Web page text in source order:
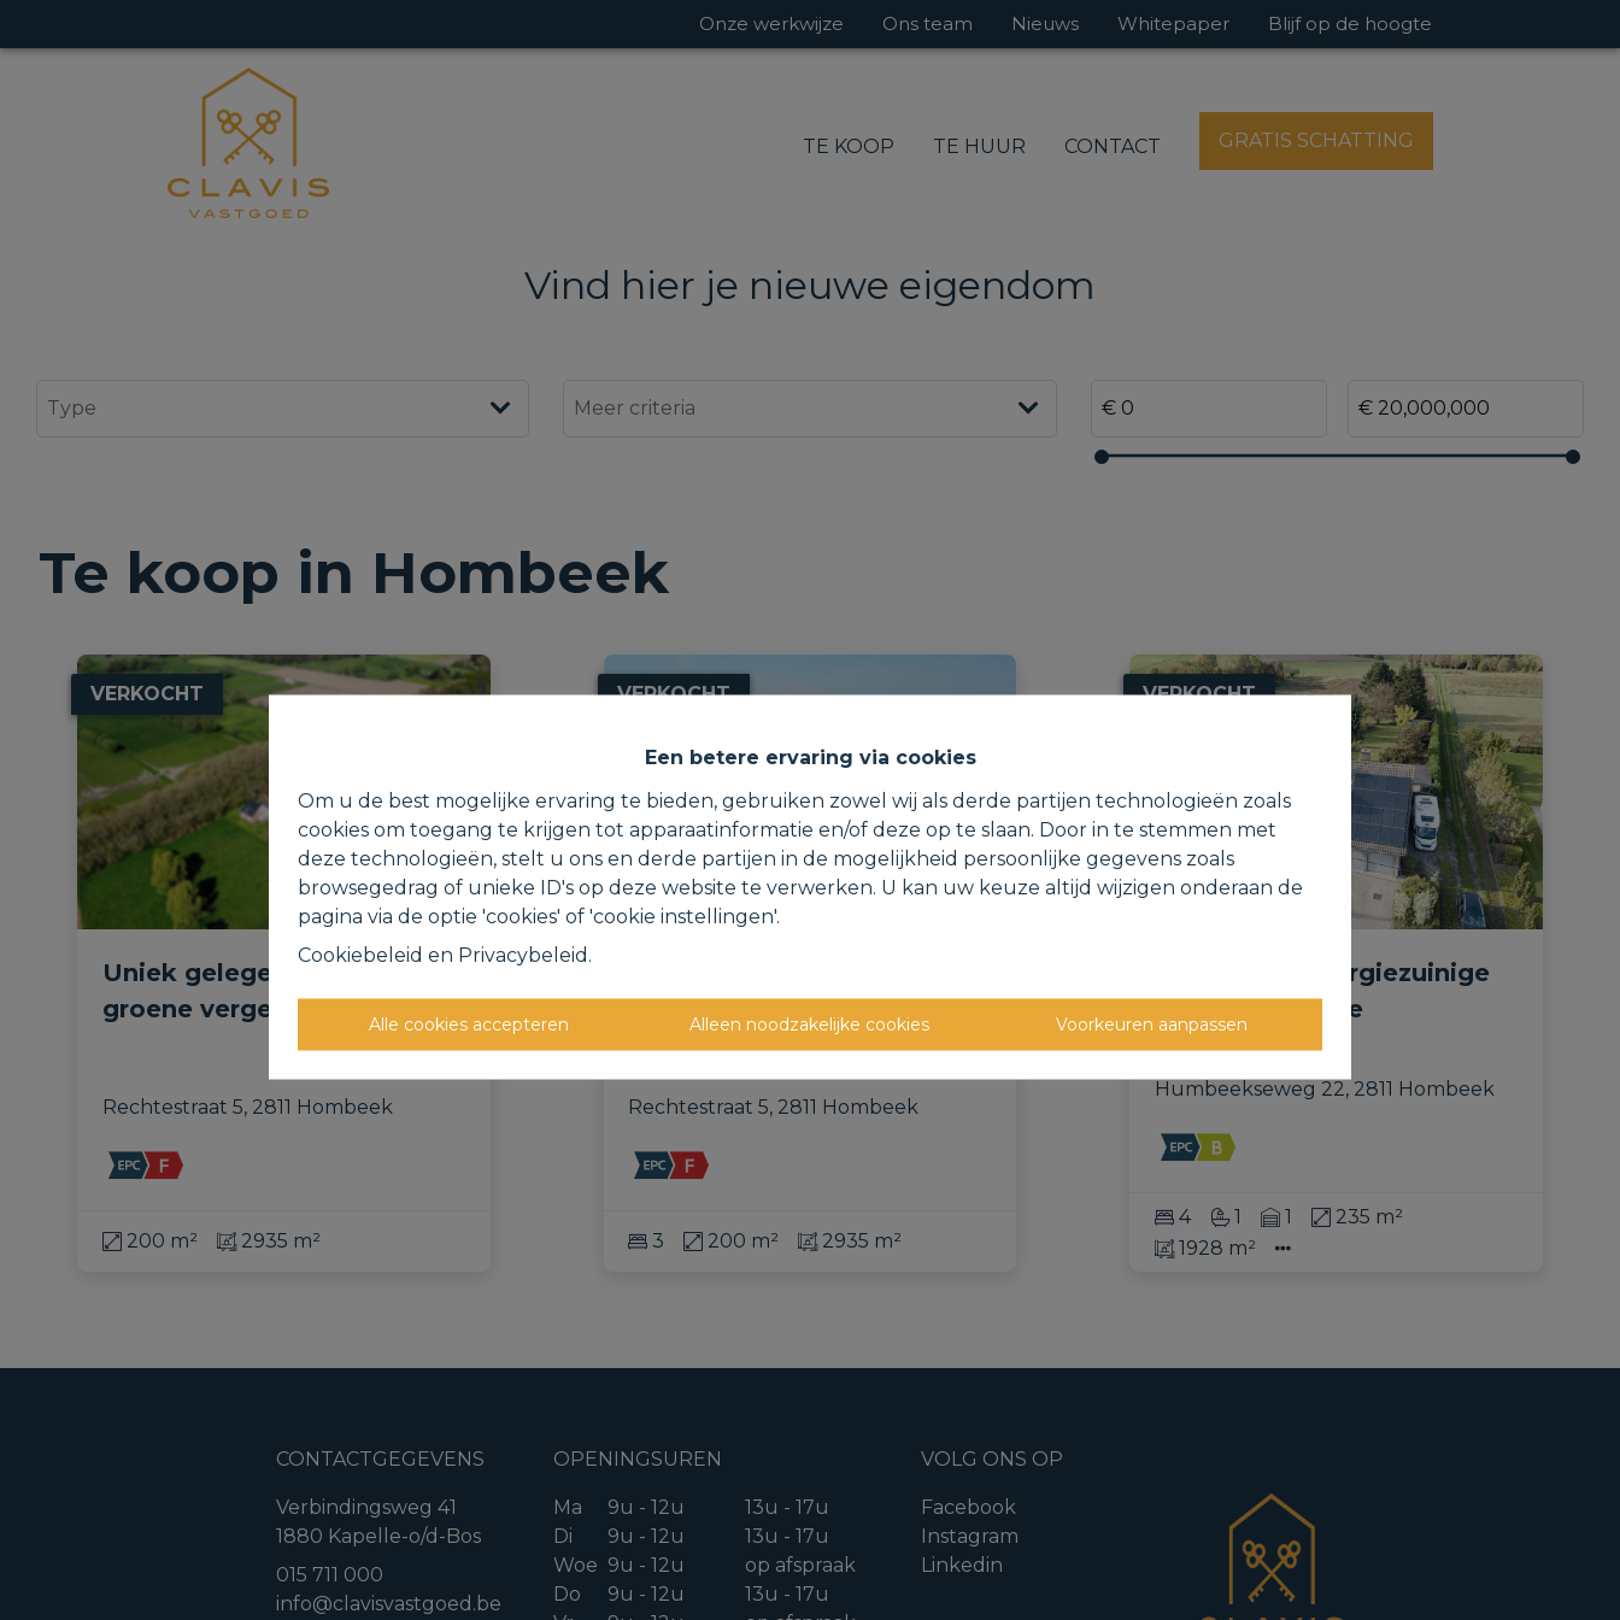
Een betere ervaring via cookies
Om u de best mogelijke ervaring te bieden, gebruiken zowel wij als derde partijen technologieën zoals
cookies om toegang te krijgen tot apparaatinformatie en/of deze op te slaan. Door in te stemmen met
deze technologieën, stelt u ons en derde partijen in de mogelijkheid persoonlijke gegevens zoals
browsegedrag of unieke ID's op deze website te verwerken. U kan uw keuze altijd wijzigen onderaan de
pagina via de optie 'cookies' of 'cookie instellingen'.
Cookiebeleid en Privacybeleid.
Alle cookies accepteren Alleen noodzakelijke cookies Voorkeuren aanpassen
Onze werkwijze Ons team Nieuws Whitepaper Blijf op de hoogte
TE KOOP TE HUUR CONTACT GRATIS SCHATTING
Vind hier je nieuwe eigendom
Te koop in Hombeek
VERKOCHT
Uniek gelegen perceel met
groene vergezichten.
Rechtestraat 5, 2811 Hombeek
200 m² 2935 m²
VERKOCHT
een uniek perceel met
groen uitzicht.
Rechtestraat 5, 2811 Hombeek
3 200 m² 2935 m²
VERKOCHT
Landelijke, energiezuinige
villa met groene
vergezichten.
Humbeekseweg 22, 2811 Hombeek
4 1 1
235 m²
1928 m²
CONTACTGEGEVENS
Verbindingsweg 41
1880 Kapelle-o/d-Bos
015 711 000
info@clavisvastgoed.be
OPENINGSUREN
Ma 9u - 12u
13u - 17u
Di
9u - 12u
13u - 17u
Woe 9u - 12u
op afspraak
Do
9u - 12u
13u - 17u
VOLG ONS OP
Facebook
Instagram
Linkedin